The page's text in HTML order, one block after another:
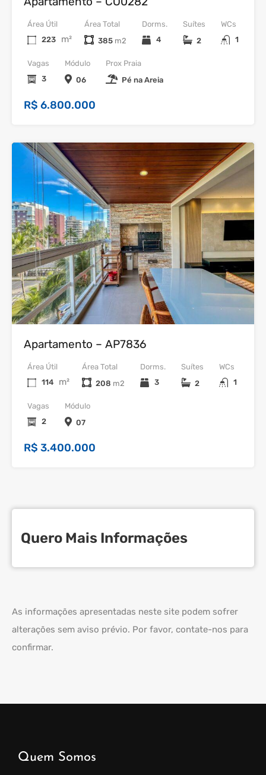
Dorms.
4
WCs
1
Área Útil
223
m²
Vagas
3
Área Total
385
Suítes
2
Módulo
06
Prox Praia
Pé na Areia
R$ 6.800.000
24
Venda
Apartamento – AP7836
Dorms.
3
WCs
1
Área Útil
114
m²
Vagas
2
Área Total
208
Suítes
2
Módulo
07
R$ 3.400.000
Quero Mais Informações
As informações apresentadas neste site podem sofrer
alterações sem aviso prévio. Por favor, contate-nos para
confirmar.
Quem Somos